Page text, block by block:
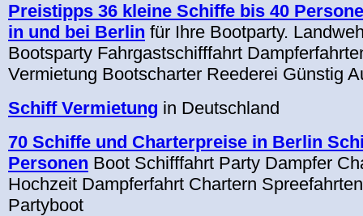
Preistipps 36 kleine Schiffe bis 40
in und bei Berlin für Ihre Bootparty.
Bootsparty Fahrgastschifffahrt
Vermietung Bootscharter Reederei Günstig
Schiff Vermietung in Deutschland
70 Schiffe und Charterpreise in Berlin
Personen Boot Schifffahrt Party Dampfer
Hochzeit Dampferfahrt Chartern
Partyboot